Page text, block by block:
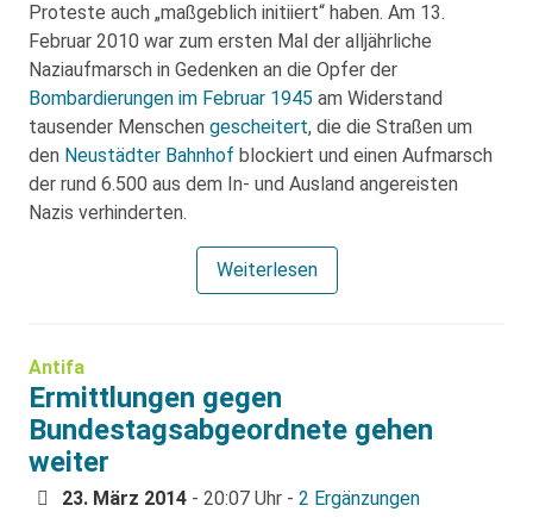
Proteste auch „maßgeblich initiiert“ haben. Am 13.
Februar 2010 war zum ersten Mal der alljährliche
Naziaufmarsch in Gedenken an die Opfer der
Bombardierungen im Februar 1945 am Widerstand
tausender Menschen gescheitert, die die Straßen um
den Neustädter Bahnhof blockiert und einen Aufmarsch
der rund 6.500 aus dem In- und Ausland angereisten
Nazis verhinderten.
Weiterlesen
Antifa
Ermittlungen gegen
Bundestagsabgeordnete gehen
weiter
23. März 2014 - 20:07 Uhr - 2 Ergänzungen